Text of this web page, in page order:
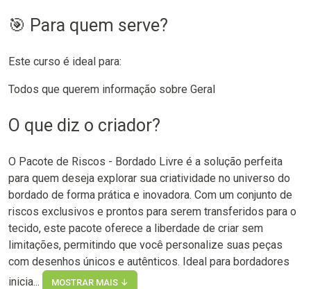
🎯 Para quem serve?
Este curso é ideal para:
Todos que querem informação sobre Geral
O que diz o criador?
O Pacote de Riscos - Bordado Livre é a solução perfeita
para quem deseja explorar sua criatividade no universo do
bordado de forma prática e inovadora. Com um conjunto de
riscos exclusivos e prontos para serem transferidos para o
tecido, este pacote oferece a liberdade de criar sem
limitações, permitindo que você personalize suas peças
com desenhos únicos e autênticos. Ideal para bordadores
inicia...
MOSTRAR MAIS ↓